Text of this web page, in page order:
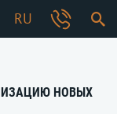
RU
НОВЫХ